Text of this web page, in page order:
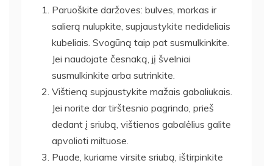
Paruoškite daržoves: bulves, morkas ir
salierą nulupkite, supjaustykite nedideliais
kubeliais. Svogūną taip pat susmulkinkite.
Jei naudojate česnaką, jį švelniai
susmulkinkite arba sutrinkite.
Vištieną supjaustykite mažais gabaliukais.
Jei norite dar tirštesnio pagrindo, prieš
dedant į sriubą, vištienos gabalėlius galite
apvolioti miltuose.
Puode, kuriame virsite sriubą, ištirpinkite